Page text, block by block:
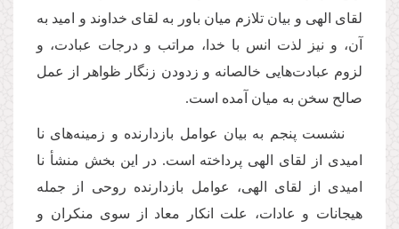
لقای الهی و بیان تلازم میان باور به لقای خداوند و امید به
آن، و نیز لذت انس با خدا، مراتب و درجات عبادت، و
لزوم عبادت‌هایی خالصانه و زدودن زنگار ظواهر از عمل
صالح سخن به میان آمده است.
نشست پنجم به بیان عوامل بازدارنده و زمینه‌های نا
امیدی از لقای الهی پرداخته است. در این بخش منشأ نا
امیدی از لقای الهی، عوامل بازدارنده روحی از جمله
هیجانات و عادات، علت انكار معاد از سوی منكران و